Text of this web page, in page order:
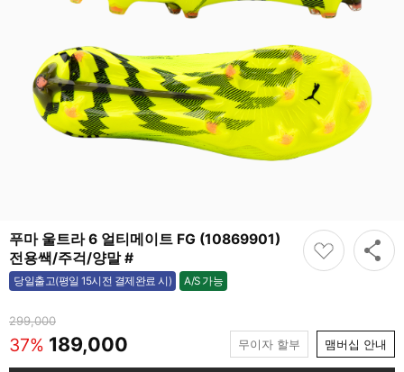
푸마 울트라 6 얼티메이트 FG (10869901)
전용쌕/주걱/양말 #
당일출고(평일 15시전 결제완료 시) A/S 가능
가능
299,000
37% 189,000 무이자 할부 맴버십 안내